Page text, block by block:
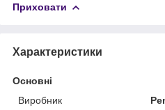
Приховати
Характеристики
Основні
Виробник